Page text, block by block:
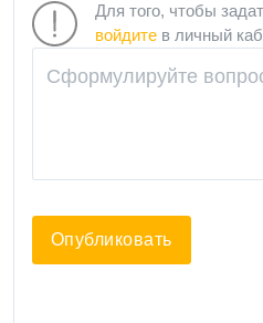
Для того, чтобы
войдите в личный
Опубликовать